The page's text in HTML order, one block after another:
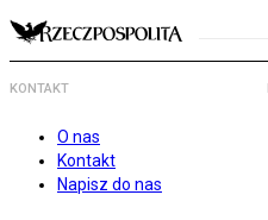
KONTAKT
O nas
Kontakt
Napisz do nas